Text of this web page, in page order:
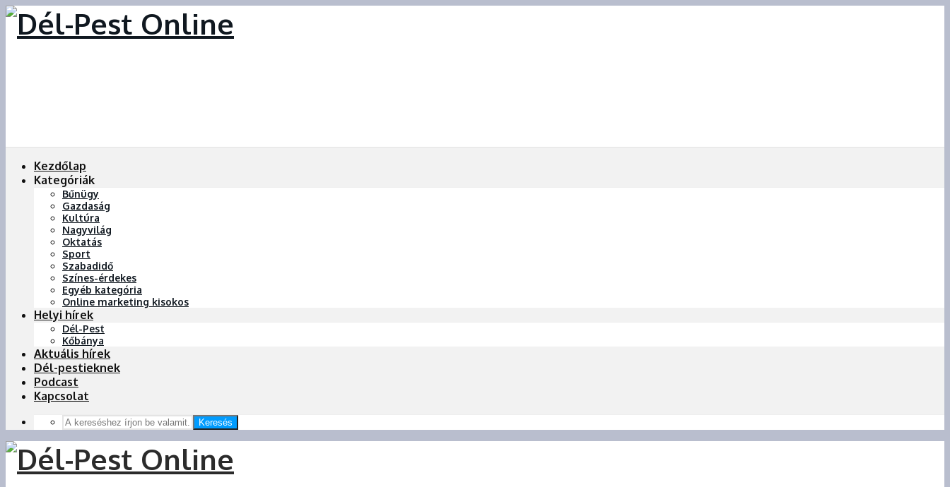
Kezdőlap
Kategóriák
Bűnügy
Gazdaság
Kultúra
Nagyvilág
Oktatás
Sport
Szabadidő
Színes-érdekes
Egyéb kategória
Online marketing kisokos
Helyi hírek
Dél-Pest
Kőbánya
Aktuális hírek
Dél-pestieknek
Podcast
Kapcsolat
Keresés